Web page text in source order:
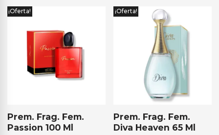
¡Oferta!
Prem. Frag. Fem.
Passion 100 Ml
¡Oferta!
Prem. Frag. Fem.
Diva Heaven 65 Ml